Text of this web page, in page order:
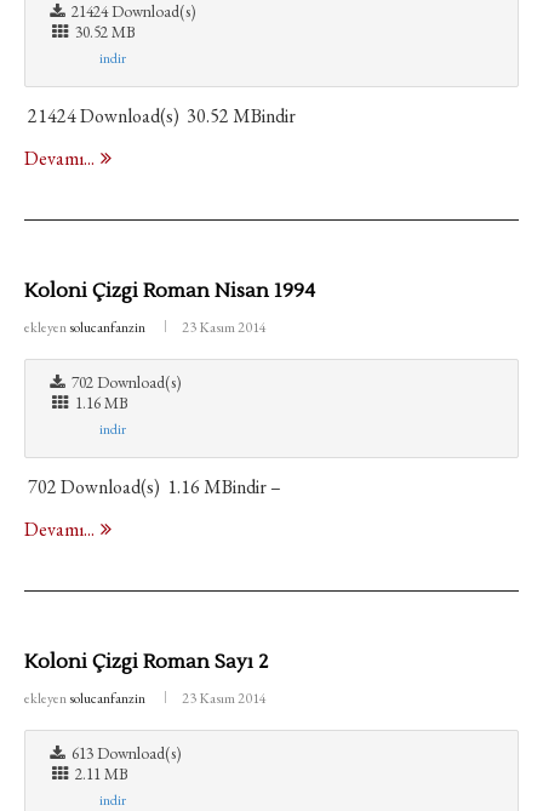
21424 Download(s)
30.52 MB
indir
21424 Download(s) 30.52 MBindir
Devamı...
Koloni Çizgi Roman Nisan 1994
ekleyensolucanfanzin 23 Kasım 2014
702 Download(s)
1.16 MB
indir
702 Download(s) 1.16 MBindir –
Devamı...
Koloni Çizgi Roman Sayı 2
ekleyensolucanfanzin 23 Kasım 2014
613 Download(s)
2.11 MB
indir